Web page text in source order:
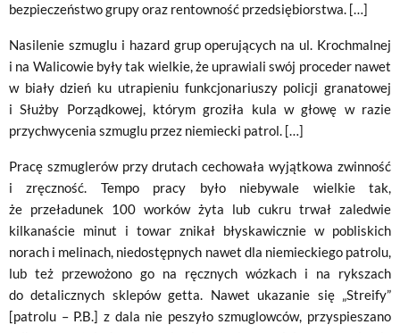
bezpieczeństwo grupy oraz rentowność przedsiębiorstwa. […]
Nasilenie szmuglu i hazard grup operujących na ul. Krochmalnej
i na Walicowie były tak wielkie, że uprawiali swój proceder nawet
w biały dzień ku utrapieniu funkcjonariuszy policji granatowej
i Służby Porządkowej, którym groziła kula w głowę w razie
przychwycenia szmuglu przez niemiecki patrol. […]
Pracę szmuglerów przy drutach cechowała wyjątkowa zwinność
i zręczność. Tempo pracy było niebywale wielkie tak,
że przeładunek 100 worków żyta lub cukru trwał zaledwie
kilkanaście minut i towar znikał błyskawicznie w pobliskich
norach i melinach, niedostępnych nawet dla niemieckiego patrolu,
lub też przewożono go na ręcznych wózkach i na rykszach
do detalicznych sklepów getta. Nawet ukazanie się „Streify”
[patrolu – P.B.] z dala nie peszyło szmuglowców, przyspieszano